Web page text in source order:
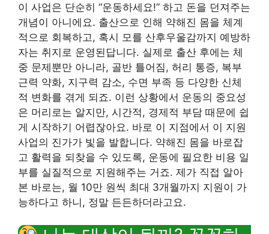
이 사업은 단순히 “운동하세요!” 하고 돈을 던져주는
개념이 아니에요. 출산으로 인해 약해진 몸을 체계
적으로 회복하고, 혹시 모를 산후우울감까지 예방하
자는 취지로 운영된답니다. 실제로 출산 후에는 체
중 문제뿐만 아니라, 골반 틀어짐, 허리 통증, 복부
근력 약화, 지구력 감소, 수면 부족 등 다양한 신체
적 변화를 겪게 되죠. 이런 상황에서 운동의 중요성
은 머리로는 알지만, 시간적, 경제적 부담 때문에 쉽
게 시작하기 어렵잖아요. 바로 이 지점에서 이 지원
사업의 진가가 빛을 발합니다. 약해진 몸을 바로잡
고 활력을 되찾을 수 있도록, 운동에 필요한 비용 일
부를 실질적으로 지원해주는 거죠. 제가 직접 알아
본 바로는, 월 10만 원씩 최대 3개월까지 지원이 가
능하다고 하니, 정말 든든하더라고요.